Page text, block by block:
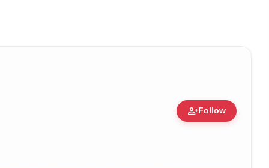
person_addFollow